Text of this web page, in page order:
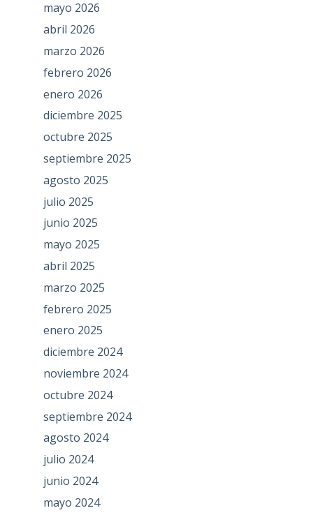
mayo 2026
abril 2026
marzo 2026
febrero 2026
enero 2026
diciembre 2025
octubre 2025
septiembre 2025
agosto 2025
julio 2025
junio 2025
mayo 2025
abril 2025
marzo 2025
febrero 2025
enero 2025
diciembre 2024
noviembre 2024
octubre 2024
septiembre 2024
agosto 2024
julio 2024
junio 2024
mayo 2024